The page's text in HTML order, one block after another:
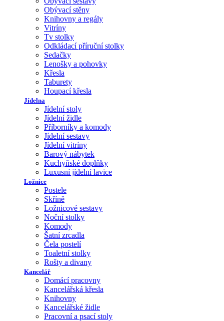
Obývací stěny
Knihovny a regály
Vitríny
Tv stolky
Odkládací příruční stolky
Sedačky
Lenošky a pohovky
Křesla
Taburety
Houpací křesla
Jídelna
Jídelní stoly
Jídelní židle
Příborníky a komody
Jídelní sestavy
Jídelní vitríny
Barový nábytek
Kuchyňské doplňky
Luxusní jídelní lavice
Ložnice
Postele
Skříně
Ložnicové sestavy
Noční stolky
Komody
Šatní zrcadla
Čela postelí
Toaletní stolky
Rošty a divany
Kancelář
Domácí pracovny
Kancelářská křesla
Knihovny
Kancelářské židle
Pracovní a psací stoly